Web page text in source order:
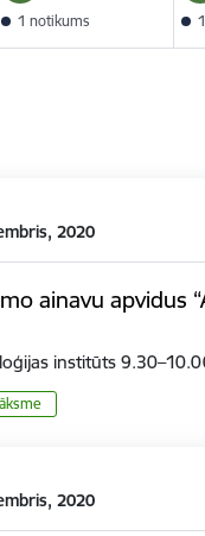
1 notikums
2020
ainavu apvidus
institūts
2020